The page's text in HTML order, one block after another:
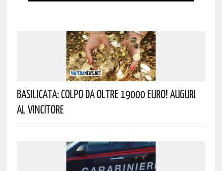
Basilicata: Colpo Da Oltre 19000 Euro! Auguri
Al Vincitore